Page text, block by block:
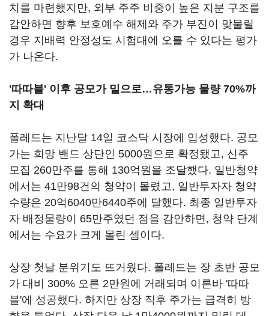
치를 마련했지만, 외부 주주 비중이 높은 지분 구조를
감안하면 향후 보호예수 해제와 주가 부진이 맞물릴
경우 지배력 안정성도 시험대에 오를 수 있다는 평가
가 나온다.
'따따블' 이후 공모가 밑으로…유통가능 물량 70%까
지 확대
폴레드는 지난달 14일 코스닥 시장에 입성했다. 공모
가는 희망 밴드 상단인 5000원으로 확정됐고, 신주
모집 260만주를 통해 130억원을 조달했다. 일반청약
에서는 41만98건의 청약이 몰렸고, 일반투자자 청약
수량은 20억6040만6440주에 달했다. 최종 일반투자
자 배정물량이 65만주였던 점을 감안하면, 청약 단계
에서는 수요가 크게 몰린 셈이다.
상장 첫날 분위기도 뜨거웠다. 폴레드는 장 초반 공모
가 대비 300% 오른 2만원에 거래되며 이른바 '따따
블'에 성공했다. 하지만 상장 직후 주가는 급격히 방